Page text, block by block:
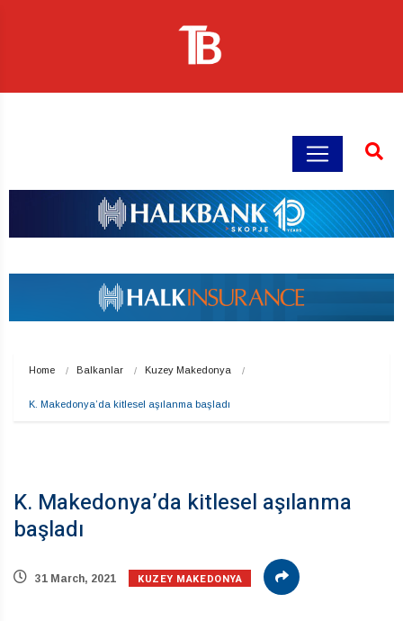
Home Balkanlar Kuzey Makedonya
K. Makedonya’da kitlesel aşılanma başladı
K. Makedonya’da kitlesel aşılanma
başladı
31 March, 2021 KUZEY MAKEDONYA